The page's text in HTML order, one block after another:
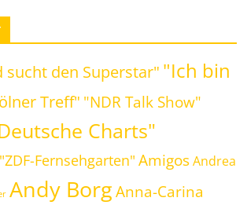
sucht den Superstar" "Ich bin
Treff" "NDR Talk Show"
Charts"
"ZDF-Fernsehgarten" Amigos Andrea
Andy Borg Anna-Carina